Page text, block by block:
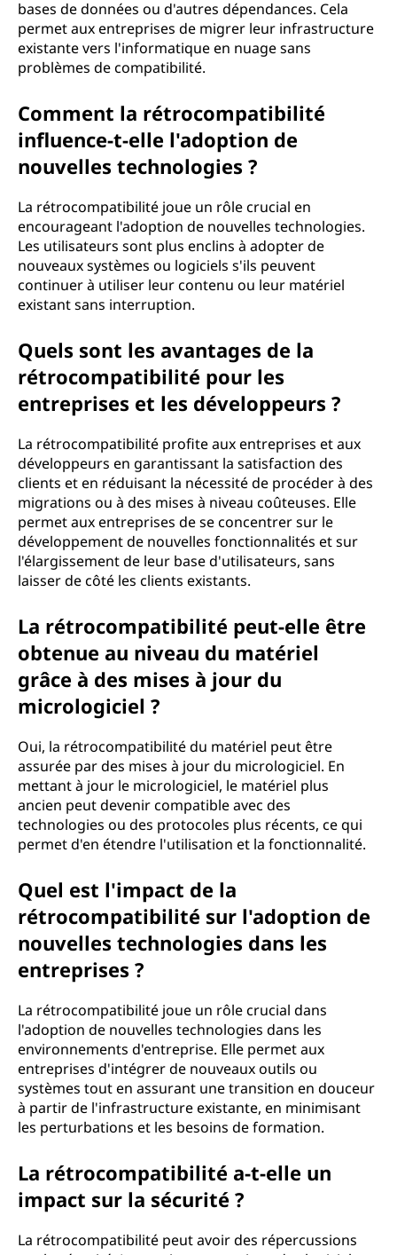
bases de données ou d'autres dépendances. Cela
permet aux entreprises de migrer leur infrastructure
existante vers l'informatique en nuage sans
problèmes de compatibilité.
Comment la rétrocompatibilité
influence-t-elle l'adoption de
nouvelles technologies ?
La rétrocompatibilité joue un rôle crucial en
encourageant l'adoption de nouvelles technologies.
Les utilisateurs sont plus enclins à adopter de
nouveaux systèmes ou logiciels s'ils peuvent
continuer à utiliser leur contenu ou leur matériel
existant sans interruption.
Quels sont les avantages de la
rétrocompatibilité pour les
entreprises et les développeurs ?
La rétrocompatibilité profite aux entreprises et aux
développeurs en garantissant la satisfaction des
clients et en réduisant la nécessité de procéder à des
migrations ou à des mises à niveau coûteuses. Elle
permet aux entreprises de se concentrer sur le
développement de nouvelles fonctionnalités et sur
l'élargissement de leur base d'utilisateurs, sans
laisser de côté les clients existants.
La rétrocompatibilité peut-elle être
obtenue au niveau du matériel
grâce à des mises à jour du
micrologiciel ?
Oui, la rétrocompatibilité du matériel peut être
assurée par des mises à jour du micrologiciel. En
mettant à jour le micrologiciel, le matériel plus
ancien peut devenir compatible avec des
technologies ou des protocoles plus récents, ce qui
permet d'en étendre l'utilisation et la fonctionnalité.
Quel est l'impact de la
rétrocompatibilité sur l'adoption de
nouvelles technologies dans les
entreprises ?
La rétrocompatibilité joue un rôle crucial dans
l'adoption de nouvelles technologies dans les
environnements d'entreprise. Elle permet aux
entreprises d'intégrer de nouveaux outils ou
systèmes tout en assurant une transition en douceur
à partir de l'infrastructure existante, en minimisant
les perturbations et les besoins de formation.
La rétrocompatibilité a-t-elle un
impact sur la sécurité ?
La rétrocompatibilité peut avoir des répercussions